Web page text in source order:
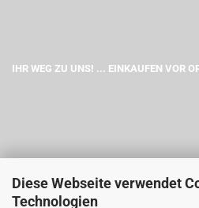
Diese Webseite verwendet
Technologien
IHR WEG ZU UNS! ... EINKAUFEN VOR